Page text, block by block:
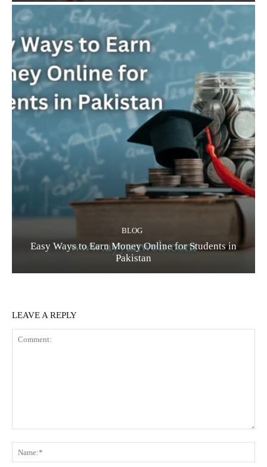
BLOG
Easy Ways to Earn Money Online for Students in
Pakistan
LEAVE A REPLY